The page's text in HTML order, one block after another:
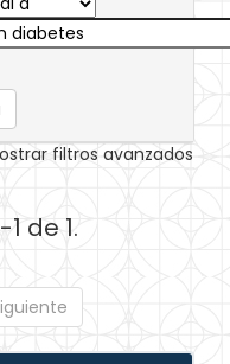
filtros avanzados
de 1.